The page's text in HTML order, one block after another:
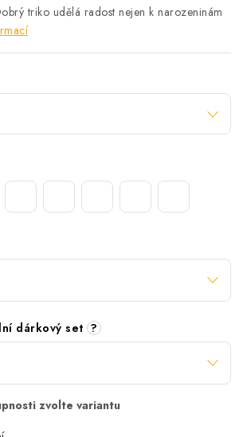
triko udělá radost nejen k narozeninám
dárkový set ?